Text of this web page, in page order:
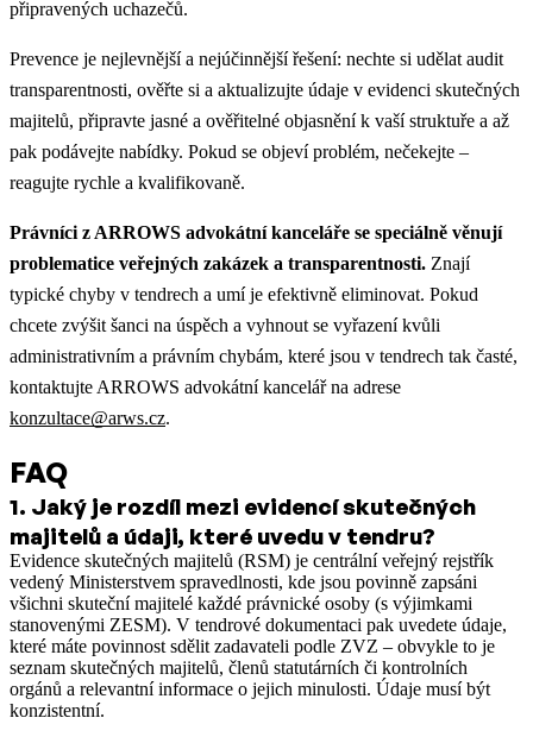
připravených uchazečů.
Prevence je nejlevnější a nejúčinnější řešení: nechte si udělat audit
transparentnosti, ověřte si a aktualizujte údaje v evidenci skutečných
majitelů, připravte jasné a ověřitelné objasnění k vaší struktuře a až
pak podávejte nabídky. Pokud se objeví problém, nečekejte –
reagujte rychle a kvalifikovaně.
Právníci z ARROWS advokátní kanceláře se speciálně věnují
problematice veřejných zakázek a transparentnosti. Znají
typické chyby v tendrech a umí je efektivně eliminovat. Pokud
chcete zvýšit šanci na úspěch a vyhnout se vyřazení kvůli
administrativním a právním chybám, které jsou v tendrech tak časté,
kontaktujte ARROWS advokátní kancelář na adrese
konzultace@arws.cz.
FAQ
1. Jaký je rozdíl mezi evidencí skutečných
majitelů a údaji, které uvedu v tendru?
Evidence skutečných majitelů (RSM) je centrální veřejný rejstřík
vedený Ministerstvem spravedlnosti, kde jsou povinně zapsáni
všichni skuteční majitelé každé právnické osoby (s výjimkami
stanovenými ZESM). V tendrové dokumentaci pak uvedete údaje,
které máte povinnost sdělit zadavateli podle ZVZ – obvykle to je
seznam skutečných majitelů, členů statutárních či kontrolních
orgánů a relevantní informace o jejich minulosti. Údaje musí být
konzistentní.